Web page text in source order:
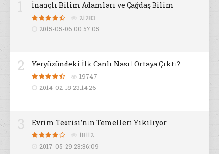
İnançlı Bilim Adamları ve Çağdaş Bilim
21283
2015-05-06 00:57:05
2 Yeryüzündeki İlk Canlı Nasıl Ortaya Çıktı?
19747
2014-02-18 23:14:26
Evrim Teorisi’nin Temelleri Yıkılıyor
18112
2017-05-29 23:36:09